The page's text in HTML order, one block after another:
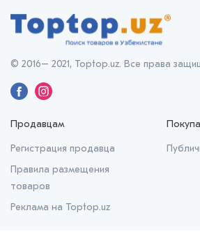
Продавцам
Регистрация продавца
Правила размещения
товаров
Реклама на Toptop.uz
© 2016– 2021, Toptop.uz. Все права